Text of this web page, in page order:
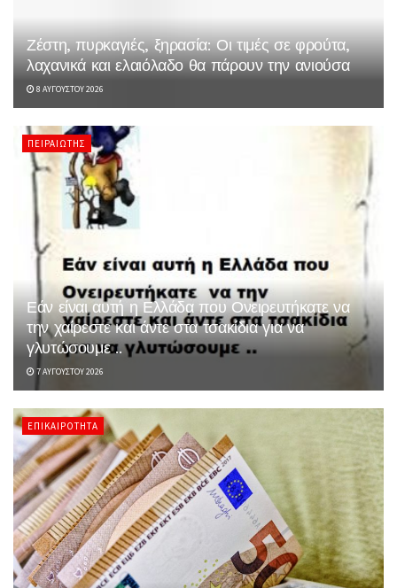
Ζέστη, πυρκαγιές, ξηρασία: Οι τιμές σε φρούτα,
λαχανικά και ελαιόλαδο θα πάρουν την ανιούσα
8 ΑΥΓΟΎΣΤΟΥ 2026
ΠΕΙΡΑΙΏΤΗΣ
Εάν είναι αυτή η Ελλάδα που Ονειρευτήκατε να
την χαίρεστε και άντε στα τσακίδια για να
γλυτώσουμε ..
7 ΑΥΓΟΎΣΤΟΥ 2026
ΕΠΙΚΑΙΡΌΤΗΤΑ